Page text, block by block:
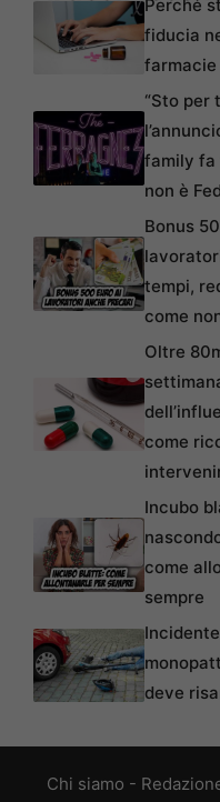
Perché
fiducia
farmacie
“Sto per
family fa
non è
Bonus
tempi,
come
Oltre
come
Incubo
come
sempre
deve
Chi siamo -